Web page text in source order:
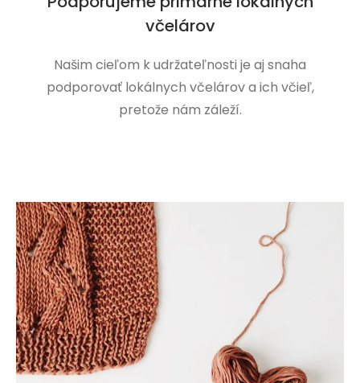
včelárov
Našim cieľom k udržateľnosti je aj snaha
podporovať lokálnych včelárov a ich včieľ,
pretože nám záleží.